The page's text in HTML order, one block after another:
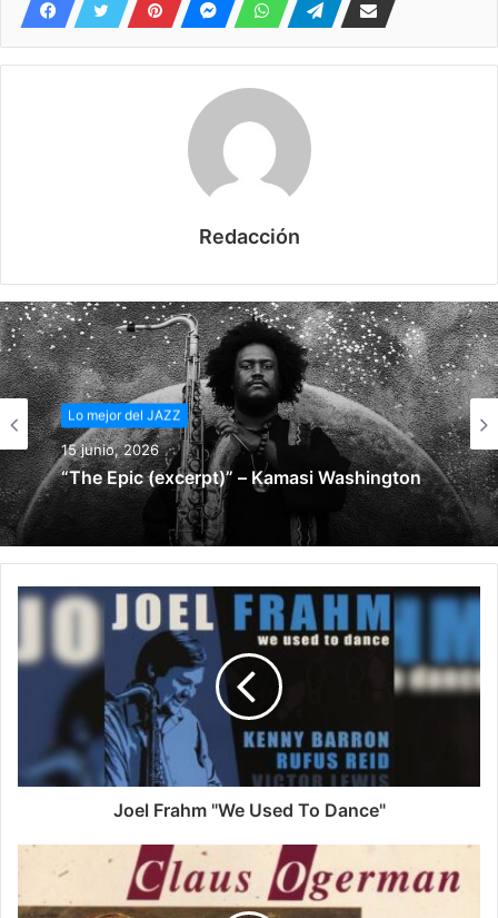
Redacción
Lo mejor del JAZZ
15 junio, 2026
“The Epic (excerpt)” – Kamasi Washington
Joel Frahm "We Used To Dance"